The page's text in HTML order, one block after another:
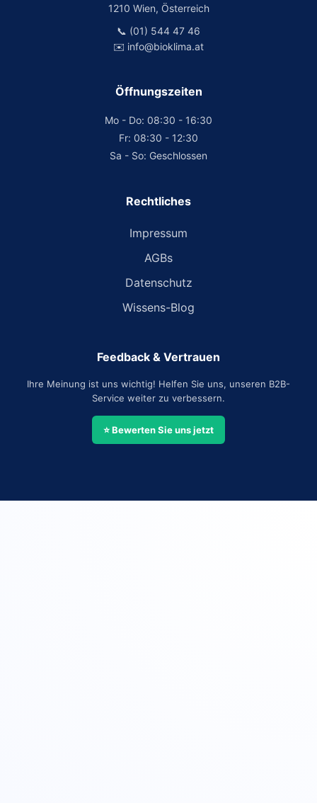
1210 Wien, Österreich
📞 (01) 544 47 46
✉️ info@bioklima.at
Öffnungszeiten
Mo - Do: 08:30 - 16:30
Fr: 08:30 - 12:30
Sa - So: Geschlossen
Rechtliches
Impressum
AGBs
Datenschutz
Wissens-Blog
Feedback & Vertrauen
Ihre Meinung ist uns wichtig! Helfen Sie uns, unseren B2B-
Service weiter zu verbessern.
⭐ Bewerten Sie uns jetzt